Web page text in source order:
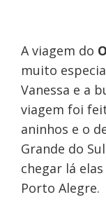
A viagem do
muito
Vanessa e a
viagem foi
aninhos e o
Grande do
chegar lá
Porto Alegre.